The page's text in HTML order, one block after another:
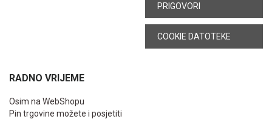
PRIGOVORI
COOKIE DATOTEKE
RADNO VRIJEME
Osim na WebShopu
Pin trgovine možete i posjetiti